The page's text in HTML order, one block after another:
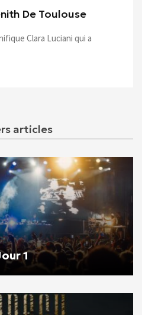
De Toulouse
Clara Luciani qui a
articles
1